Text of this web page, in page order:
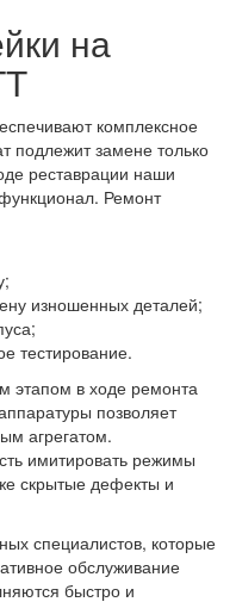
на
комплексное
подлежит замене только
реставрации наши
Ремонт
изношенных деталей;
тестирование.
этапом в ходе ремонта
позволяет
агрегатом.
имитировать режимы
скрытые дефекты и
специалистов, которые
обслуживание
быстро и